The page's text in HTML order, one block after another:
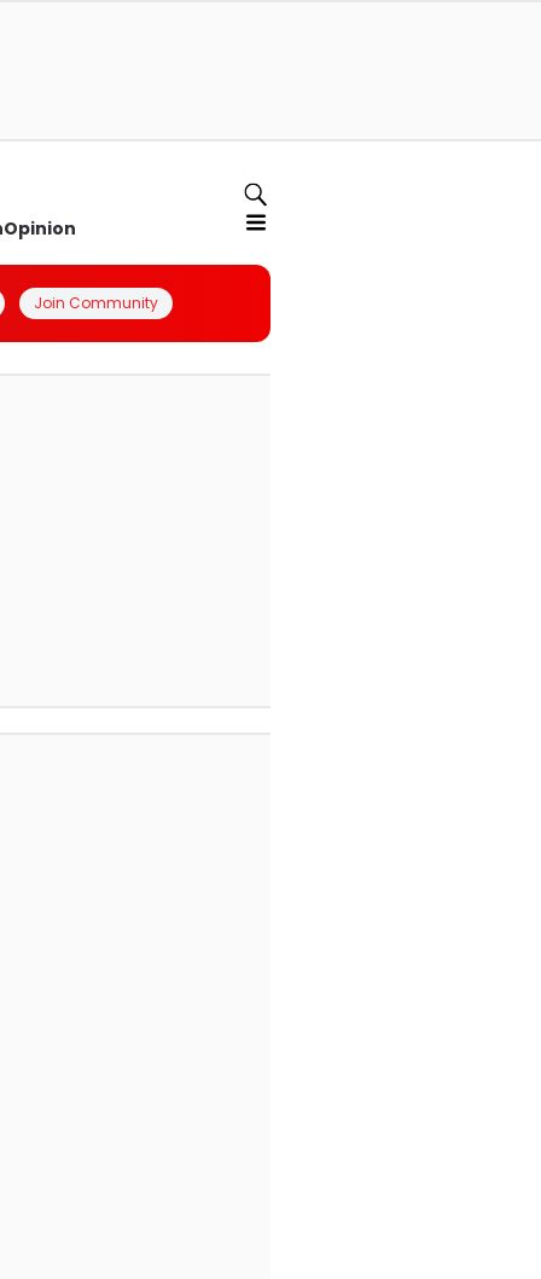
Opinion
Join Community